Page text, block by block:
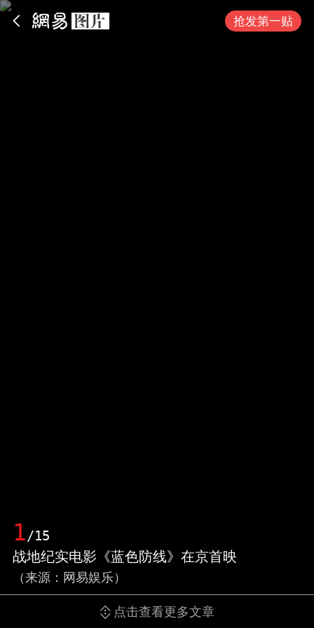
抢发第一贴
1/15
战地纪实电影《蓝色防线》在京首映
（来源：网易娱乐）
点击查看更多文章
App内打开